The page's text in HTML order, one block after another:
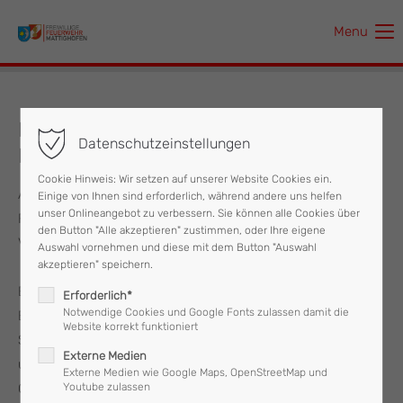
Der Eintrag "offcanvas-col1" existiert leider nicht.
Der Eintrag "offcanvas-col3" existiert leider nicht.
Der Eintrag "offcanvas-col4" existiert leider nicht.
Menu
Feuerwehr Mattighofen spendet an
Kollegen aus Griechenland
Am Dienstag kam das Team der „Griechenland-Hilfe“ zur
Feuerwehr nach Mattighofen, wo Kommandant ABI Roman
Vorreiter eine Vielzahl an Sachspenden übergeben durfte.
Einen ganzen Bus voll ausgemusterte Helme, Einsatzjacken,
Einsatzoveralls, Atemschutzmasken, Desinfektionsmittel,
Socken, Mundmasken spendete die Feuerwehr Mattighofen
und die Feuerwehr Pfaffstätt an den Verein
Griechenlandhilfe.
Datenschutzeinstellungen
Cookie Hinweis: Wir setzen auf unserer Website Cookies ein.
Einige von Ihnen sind erforderlich, während andere uns helfen
unser Onlineangebot zu verbessern. Sie können alle Cookies über
den Button "Alle akzeptieren" zustimmen, oder Ihre eigene
Auswahl vornehmen und diese mit dem Button "Auswahl
akzeptieren" speichern.
Erforderlich*
Notwendige Cookies und Google Fonts zulassen damit die
Website korrekt funktioniert
Externe Medien
Externe Medien wie Google Maps, OpenStreetMap und
Youtube zulassen